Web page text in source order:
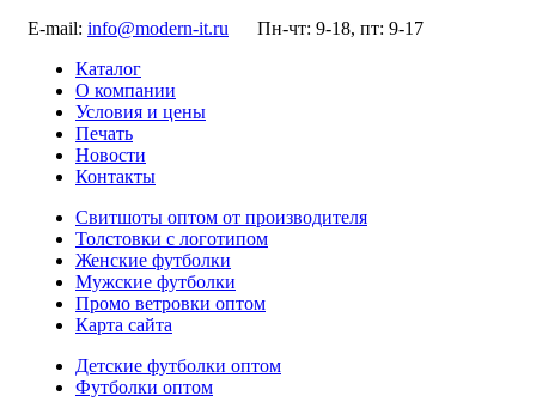
E-mail: info@modern-it.ru
Пн-чт: 9-18, пт: 9-17
Каталог
О компании
Условия и цены
Печать
Новости
Контакты
Свитшоты оптом от производителя
Толстовки с логотипом
Женские футболки
Мужские футболки
Промо ветровки оптом
Карта сайта
Детские футболки оптом
Футболки оптом